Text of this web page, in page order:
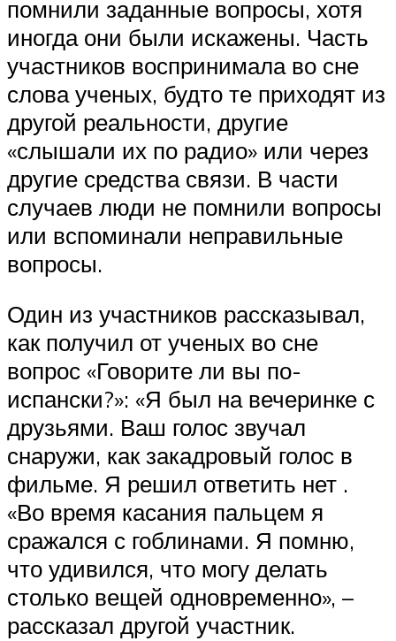
помнили заданные вопросы, хотя
иногда они были искажены. Часть
участников воспринимала во сне
слова ученых, будто те приходят из
другой реальности, другие
«слышали их по радио» или через
другие средства связи. В части
случаев люди не помнили вопросы
или вспоминали неправильные
вопросы.
Один из участников рассказывал,
как получил от ученых во сне
вопрос «Говорите ли вы по-
испански?»: «Я был на вечеринке с
друзьями. Ваш голос звучал
снаружи, как закадровый голос в
фильме. Я решил ответить нет .
«Во время касания пальцем я
сражался с гоблинами. Я помню,
что удивился, что могу делать
столько вещей одновременно», –
рассказал другой участник.